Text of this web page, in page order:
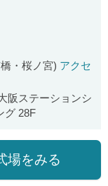
・桜ノ宮) アクセ
阪ステーションシ
グ 28F
場をみる